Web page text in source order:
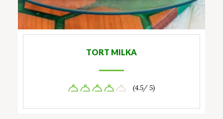
TORT MILKA
(4.5/ 5)